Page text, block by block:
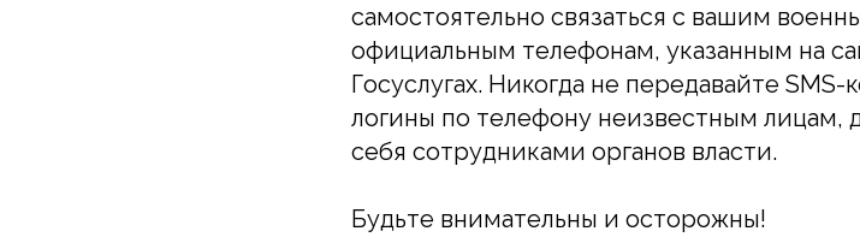
самостоятельно связаться с вашим
официальным телефонам, указанным на
Госуслугах. Никогда не передавайте
логины по телефону неизвестным лицам,
себя сотрудниками органов власти.
Будьте внимательны и осторожны!